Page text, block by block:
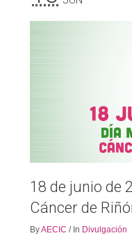
18 de junio de
Cáncer de
ByAECIC / In Divulgación